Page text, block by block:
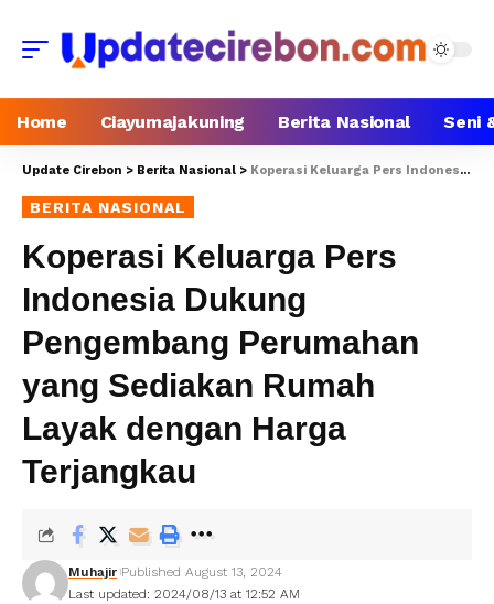
Home Ciayumajakuning Berita Nasional Seni
Update Cirebon > Berita Nasional > Koperasi Keluarga Pers Indonesia Dukung Pengembang Perumahan yang Sediakan Rumah Layak dengan Harga Terjangkau
BERITA NASIONAL
Koperasi Keluarga Pers
Indonesia Dukung
Pengembang Perumahan
yang Sediakan Rumah
Layak dengan Harga
Terjangkau
Last updated: 2024/08/13 at 12:52 AM
Muhajir Published August 13, 2024